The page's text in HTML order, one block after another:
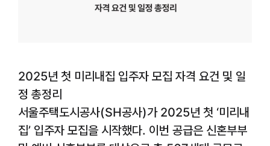
2025년 첫 미리내집 입주자 모집 자격 요건 및 일
정 총정리
서울주택도시공사(SH공사)가 2025년 첫 ‘미리내
집’ 입주자 모집을 시작했다. 이번 공급은 신혼부부